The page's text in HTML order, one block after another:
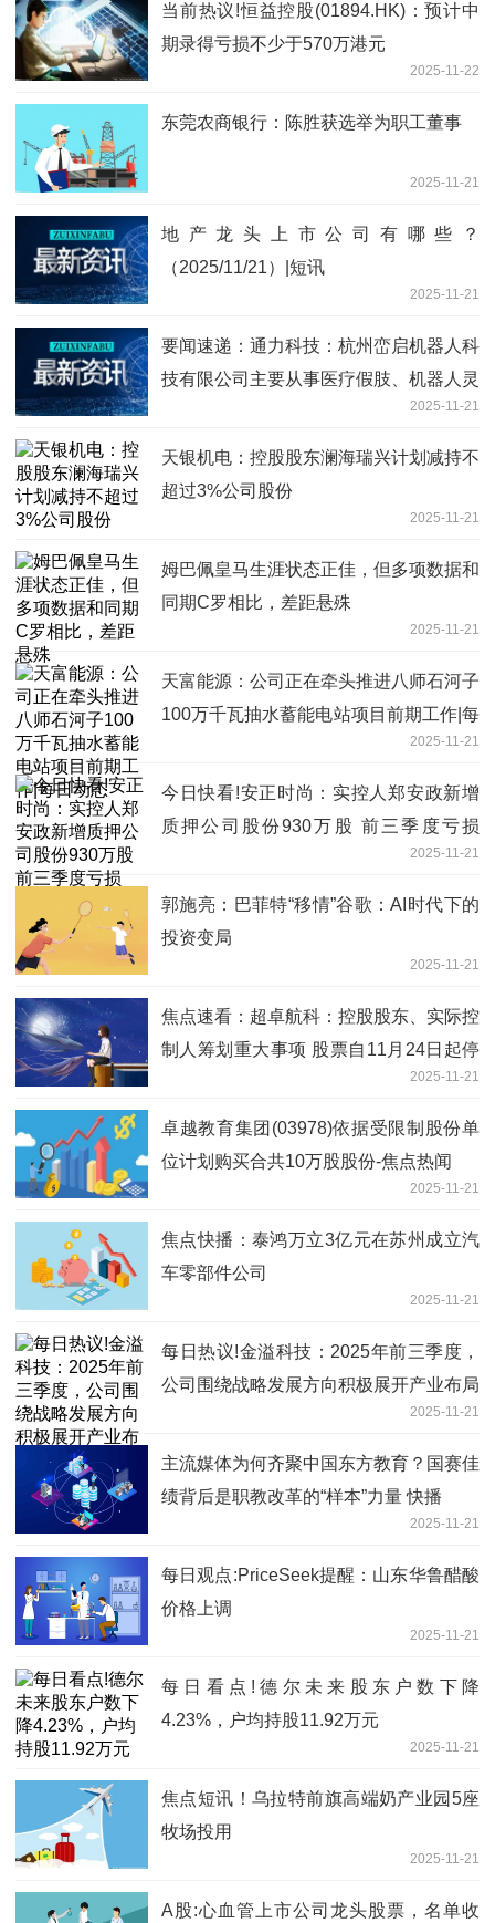
当前热议!恒益控股(01894.HK)：预计中
期录得亏损不少于570万港元
2025-11-22
东莞农商银行：陈胜获选举为职工董事
2025-11-21
地产龙头上市公司有哪些？
（2025/11/21）|短讯
2025-11-21
要闻速递：通力科技：杭州峦启机器人科
技有限公司主要从事医疗假肢、机器人灵
2025-11-21
天银机电：控股股东澜海瑞兴计划减持不
超过3%公司股份
2025-11-21
姆巴佩皇马生涯状态正佳，但多项数据和
同期C罗相比，差距悬殊
2025-11-21
天富能源：公司正在牵头推进八师石河子
100万千瓦抽水蓄能电站项目前期工作|每
2025-11-21
今日快看!安正时尚：实控人郑安政新增
质押公司股份930万股 前三季度亏损
2025-11-21
郭施亮：巴菲特“移情”谷歌：AI时代下的
投资变局
2025-11-21
焦点速看：超卓航科：控股股东、实际控
制人筹划重大事项 股票自11月24日起停
2025-11-21
卓越教育集团(03978)依据受限制股份单
位计划购买合共10万股股份-焦点热闻
2025-11-21
焦点快播：泰鸿万立3亿元在苏州成立汽
车零部件公司
2025-11-21
每日热议!金溢科技：2025年前三季度，
公司围绕战略发展方向积极展开产业布局
2025-11-21
主流媒体为何齐聚中国东方教育？国赛佳
绩背后是职教改革的“样本”力量 快播
2025-11-21
每日观点:PriceSeek提醒：山东华鲁醋酸
价格上调
2025-11-21
每日看点!德尔未来股东户数下降
4.23%，户均持股11.92万元
2025-11-21
焦点短讯！乌拉特前旗高端奶产业园5座
牧场投用
2025-11-21
A股:心血管上市公司龙头股票，名单收